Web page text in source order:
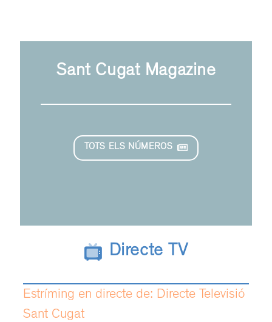
Sant Cugat Magazine
TOTS ELS NÚMEROS
Directe TV
Estríming en directe de: Directe Televisió
Sant Cugat